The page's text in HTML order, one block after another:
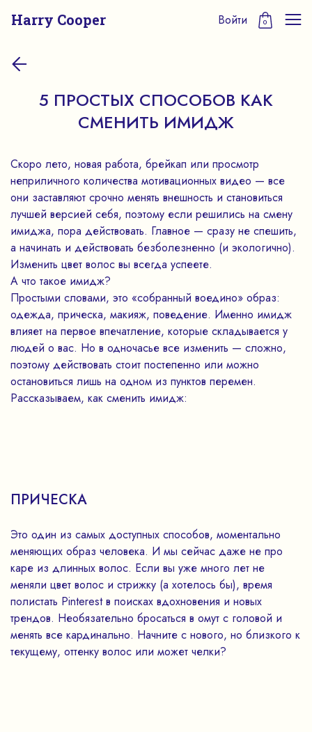
Harry Cooper Войти 0
5 ПРОСТЫХ СПОСОБОВ КАК
СМЕНИТЬ ИМИДЖ
Скоро лето, новая работа, брейкап или просмотр
неприличного количества мотивационных видео — все
они заставляют срочно менять внешность и становиться
лучшей версией себя, поэтому если решились на смену
имиджа, пора действовать. Главное — сразу не спешить,
а начинать и действовать безболезненно (и экологично).
Изменить цвет волос вы всегда успеете.
А что такое имидж?
Простыми словами, это «собранный воедино» образ:
одежда, прическа, макияж, поведение. Именно имидж
влияет на первое впечатление, которые складывается у
людей о вас. Но в одночасье все изменить — сложно,
поэтому действовать стоит постепенно или можно
остановиться лишь на одном из пунктов перемен.
Рассказываем, как сменить имидж:
ПРИЧЕСКА
Это один из самых доступных способов, моментально
меняющих образ человека. И мы сейчас даже не про
каре из длинных волос. Если вы уже много лет не
меняли цвет волос и стрижку (а хотелось бы), время
полистать Pinterest в поисках вдохновения и новых
трендов. Необязательно бросаться в омут с головой и
менять все кардинально. Начните с нового, но близкого к
текущему, оттенку волос или может челки?